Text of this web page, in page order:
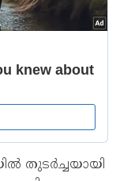
തുടര്‍ച്ചയായി